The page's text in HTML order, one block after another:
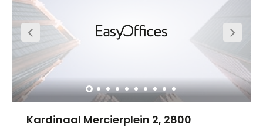
Kardinaal Mercierplein 2, 2800